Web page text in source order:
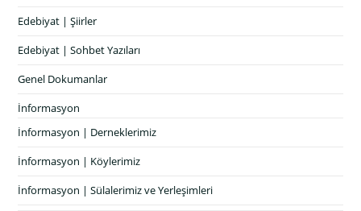
Edebiyat | Şiirler
Edebiyat | Sohbet Yazıları
Genel Dokumanlar
İnformasyon
İnformasyon | Derneklerimiz
İnformasyon | Köylerimiz
İnformasyon | Sülalerimiz ve Yerleşimleri